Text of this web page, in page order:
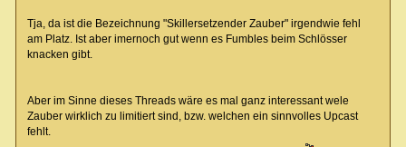
Tja, da ist die Bezeichnung "Skillersetzender Zauber" irgendwie fehl
am Platz. Ist aber imernoch gut wenn es Fumbles beim Schlösser
knacken gibt.
Aber im Sinne dieses Threads wäre es mal ganz interessant wele
Zauber wirklich zu limitiert sind, bzw. welchen ein sinnvolles Upcast
fehlt.